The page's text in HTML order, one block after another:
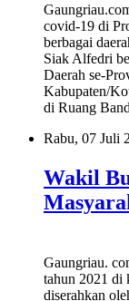
covid-19 di
berbagai
Siak Alfedri
Daerah se-
Kabupaten/
di Ruang
Rabu, 07 Juli
Wakil
Gaungriau.
tahun 2021 di
diserahkan